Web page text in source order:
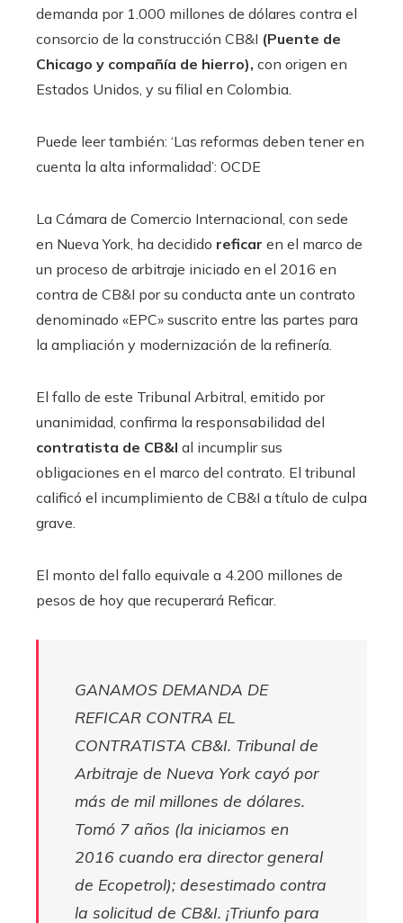
demanda por 1.000 millones de dólares contra el
consorcio de la construcción CB&I (Puente de
Chicago y compañía de hierro), con origen en
Estados Unidos, y su filial en Colombia.
Puede leer también: ‘Las reformas deben tener en
cuenta la alta informalidad’: OCDE
La Cámara de Comercio Internacional, con sede
en Nueva York, ha decidido reficar en el marco de
un proceso de arbitraje iniciado en el 2016 en
contra de CB&I por su conducta ante un contrato
denominado «EPC» suscrito entre las partes para
la ampliación y modernización de la refinería.
El fallo de este Tribunal Arbitral, emitido por
unanimidad, confirma la responsabilidad del
contratista de CB&I al incumplir sus
obligaciones en el marco del contrato. El tribunal
calificó el incumplimiento de CB&I a título de culpa
grave.
El monto del fallo equivale a 4.200 millones de
pesos de hoy que recuperará Reficar.
GANAMOS DEMANDA DE
REFICAR CONTRA EL
CONTRATISTA CB&I. Tribunal de
Arbitraje de Nueva York cayó por
más de mil millones de dólares.
Tomó 7 años (la iniciamos en
2016 cuando era director general
de Ecopetrol); desestimado contra
la solicitud de CB&I. ¡Triunfo para